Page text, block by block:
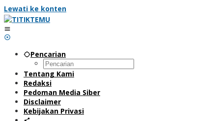
Lewati ke konten
Pencarian
Tentang Kami
Redaksi
Pedoman Media Siber
Disclaimer
Kebijakan Privasi